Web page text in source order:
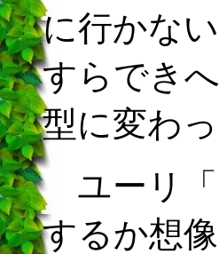
に行かな
すらでき
型に変わ
ユーリ「
するか想